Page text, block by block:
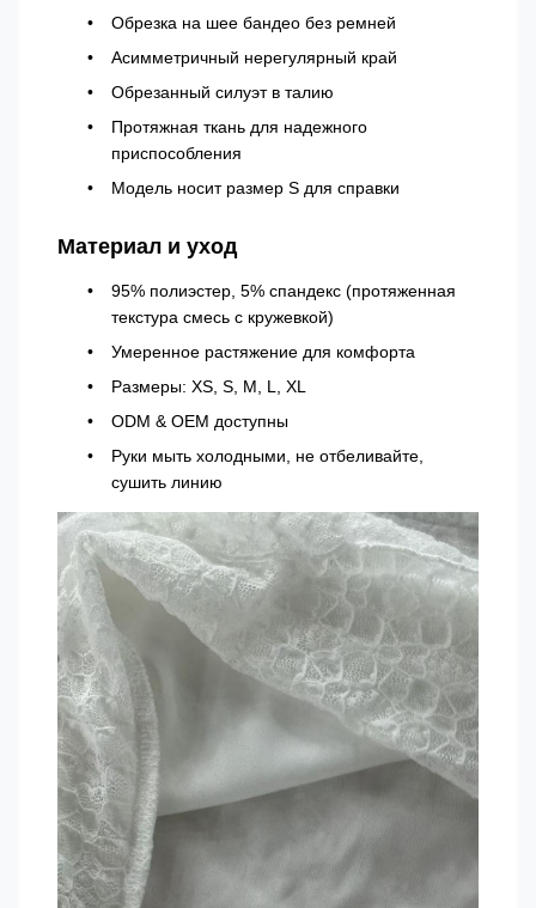
Обрезка на шее бандео без ремней
Асимметричный нерегулярный край
Обрезанный силуэт в талию
Протяжная ткань для надежного
приспособления
Модель носит размер S для справки
Материал и уход
95% полиэстер, 5% спандекс (протяженная
текстура смесь с кружевкой)
Умеренное растяжение для комфорта
Размеры: XS, S, M, L, XL
ODM & OEM доступны
Руки мыть холодными, не отбеливайте,
сушить линию